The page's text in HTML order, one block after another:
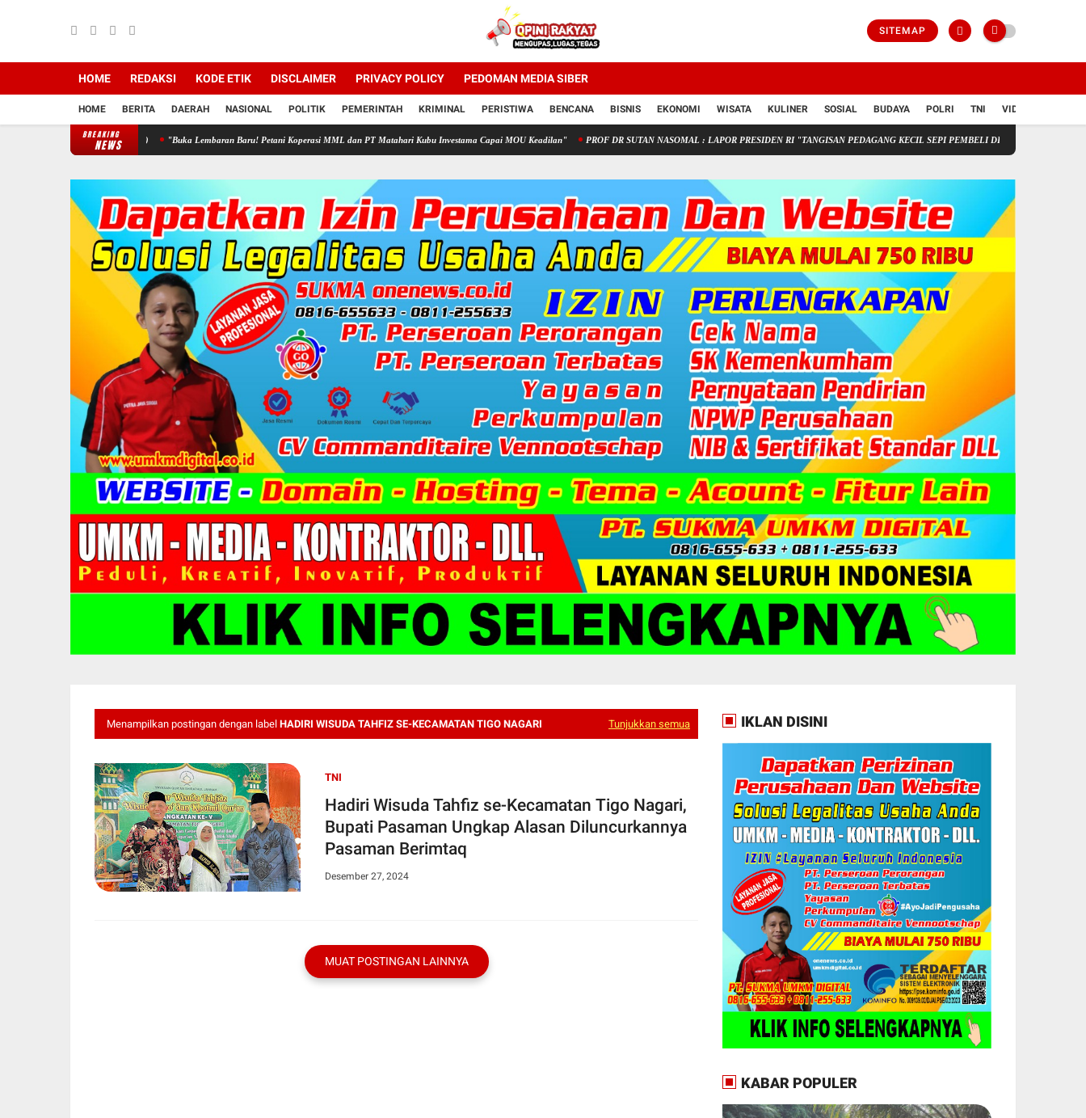
SITEMAP
HOME REDAKSI KODE ETIK DISCLAIMER PRIVACY POLICY PEDOMAN MEDIA SIBER
HOME BERITA DAERAH NASIONAL POLITIK PEMERINTAH KRIMINAL PERISTIWA BENCANA BISNIS EKONOMI WISATA KULINER SOSIAL BUDAYA POLRI TNI VIDIO
BREAKING
NEWS
PAJAK(PNBP) "Buka Lembaran Baru! Petani Koperasi MML dan PT Matahari Kubu Investama Capai MOU Keadilan" PROF DR SUTAN NASOMAL : LAPOR PRESIDEN RI "TANGISAN PEDAGANG KECIL SEPI PEMBELI DI BOGOR", EKONOMI MANGKRAK
Menampilkan postingan dengan label HADIRI WISUDA TAHFIZ SE-KECAMATAN TIGO NAGARI Tunjukkan semua
TNI
Hadiri Wisuda Tahfiz se-Kecamatan Tigo Nagari,
Bupati Pasaman Ungkap Alasan Diluncurkannya
Pasaman Berimtaq
Desember 27, 2024
MUAT POSTINGAN LAINNYA
IKLAN DISINI
KABAR POPULER